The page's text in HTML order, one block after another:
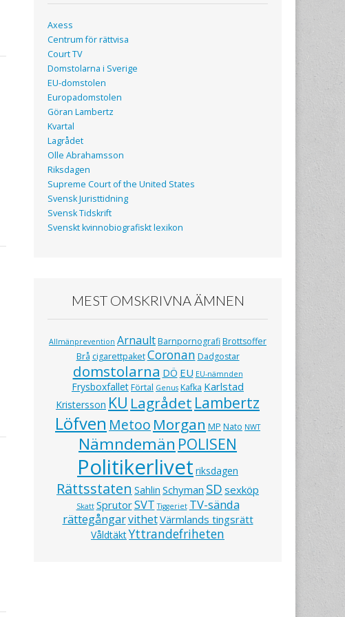
Axess
Centrum för rättvisa
Court TV
Domstolarna i Sverige
EU-domstolen
Europadomstolen
Göran Lambertz
Kvartal
Lagrådet
Olle Abrahamsson
Riksdagen
Supreme Court of the United States
Svensk Juristtidning
Svensk Tidskrift
Svenskt kvinnobiografiskt lexikon
MEST OMSKRIVNA ÄMNEN
Allmänprevention ArnaultBarnpornografiBrottsoffer
Brå cigarettpaket Coronan Dadgostar
domstolarna DÖ EU EU-nämnden
FrysboxfalletFörtal Genus Kafka Karlstad
Kristersson KU Lagrådet Lambertz
Löfven Metoo Morgan MP Nato NWT
Nämndemän POLISEN
Politikerlivet riksdagen
Rättsstaten Sahlin Schyman SD sexköp
Skatt SprutorSVT Tiggeriet TV-sända
rättegångarvithetVärmlands tingsrätt
VåldtäktYttrandefriheten